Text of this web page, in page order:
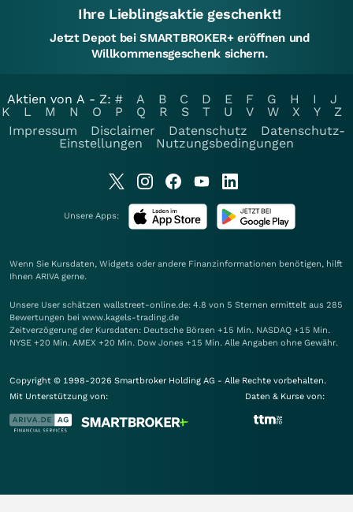
Ihre Lieblingsaktie geschenkt!
Jetzt Depot bei SMARTBROKER+ eröffnen und
Willkommensgeschenk sichern.
Aktien von A - Z: # A B C D E F G H I
J
K
L M N O P Q R S T U V W X Y
Z
Impressum
Disclaimer Datenschutz
Datenschutz-
Einstellungen
Nutzungsbedingungen
Unsere Apps:
Wenn Sie Kursdaten, Widgets oder andere Finanzinformationen benötigen, hilft
Ihnen ARIVA gerne.
Unsere User schätzen wallstreet-online.de: 4.8 von 5 Sternen ermittelt aus 285
Bewertungen bei www.kagels-trading.de
Zeitverzögerung der Kursdaten: Deutsche Börsen +15 Min. NASDAQ +15 Min.
NYSE +20 Min. AMEX +20 Min. Dow Jones +15 Min. Alle Angaben ohne Gewähr.
Copyright © 1998-2026 Smartbroker Holding AG - Alle Rechte vorbehalten.
Mit Unterstützung von:
Daten & Kurse von: